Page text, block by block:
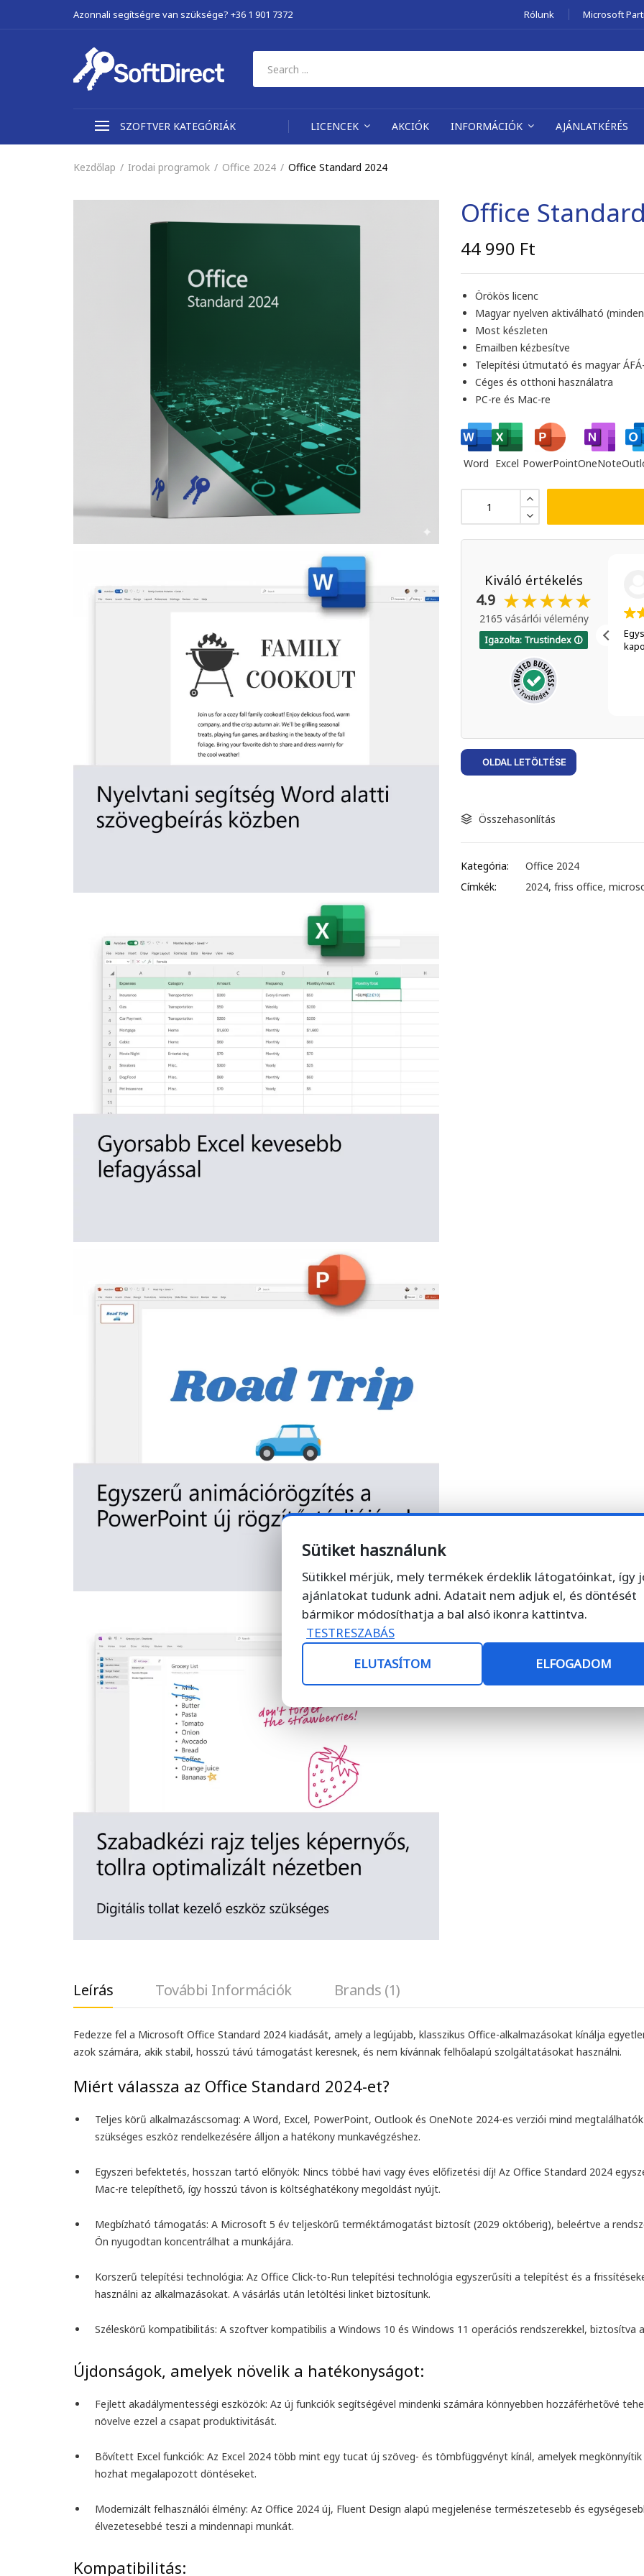
Azonnali segítségre van szüksége? +36 1 901 7372 Rólunk Microsoft
SZOFTVER KATEGÓRIÁK LICENCEK AKCIÓK INFORMÁCIÓK AJÁNLATKÉRÉS
Kezdőlap Irodai programok Office 2024 Office Standard 2024
Office
44 990 Ft
Örökös licenc
Magyar nyelven aktiválható
Most készleten
Emailben kézbesítve
Telepítési útmutató és magyar
Céges és otthoni használatra
PC-re és Mac-re
Word Excel PowerPointOneNote
Kiváló értékelés
4.9 ★★★★★
2165 vásárlói vélemény
Igazolta: Trustindex 🛈
Vélemény összefoglaló
2 264 vélemény alapján
Kiemelkedő ügyfélszolgálat
Felhasználóbarát, sokszínű termékkínálat
Megbízható, gyors kiszállítás
OLDAL LETÖLTÉSE
Összehasonlítás
Kategória:
Office 2024
Címkék:
2024,friss office,
Leírás További Információk Brands (1)
Fedezze fel a Microsoft Office Standard 2024 kiadását, amely a legújabb, klasszikus Office-alkalmazásokat kínálja
azok számára, akik stabil, hosszú távú támogatást keresnek, és nem kívánnak felhőalapú szolgáltatásokat használni.
Miért válassza az Office Standard 2024-et?
Teljes körű alkalmazáscsomag: A Word, Excel, PowerPoint, Outlook és OneNote 2024-es verziói mind
szükséges eszköz rendelkezésére álljon a hatékony munkavégzéshez.
Egyszeri befektetés, hosszan tartó előnyök: Nincs többé havi vagy éves előfizetési díj! Az Office Standard 2024
Mac-re telepíthető, így hosszú távon is költséghatékony megoldást nyújt.
Megbízható támogatás: A Microsoft 5 év teljeskörű terméktámogatást biztosít (2029 októberig), beleértve a
Ön nyugodtan koncentrálhat a munkájára.
Korszerű telepítési technológia: Az Office Click-to-Run telepítési technológia egyszerűsíti a telepítést és a
használni az alkalmazásokat. A vásárlás után letöltési linket biztosítunk.
Széleskörű kompatibilitás: A szoftver kompatibilis a Windows 10 és Windows 11 operációs rendszerekkel,
Újdonságok, amelyek növelik a hatékonyságot:
Fejlett akadálymentességi eszközök: Az új funkciók segítségével mindenki számára könnyebben hozzáférhetővé
növelve ezzel a csapat produktivitását.
Bővített Excel funkciók: Az Excel 2024 több mint egy tucat új szöveg- és tömbfüggvényt kínál, amelyek
hozhat megalapozott döntéseket.
Modernizált felhasználói élmény: Az Office 2024 új, Fluent Design alapú megjelenése természetesebb és
élvezetesebbé teszi a mindennapi munkát.
Kompatibilitás:
Sütiket használunk
Sütikkel mérjük, mely termékek érdeklik látogatóinkat, így
ajánlatokat tudunk adni. Adatait nem adjuk el, és döntését
bármikor módosíthatja a bal alsó ikonra kattintva.
TESTRESZABÁS
ELUTASÍTOM
ELFOGADOM